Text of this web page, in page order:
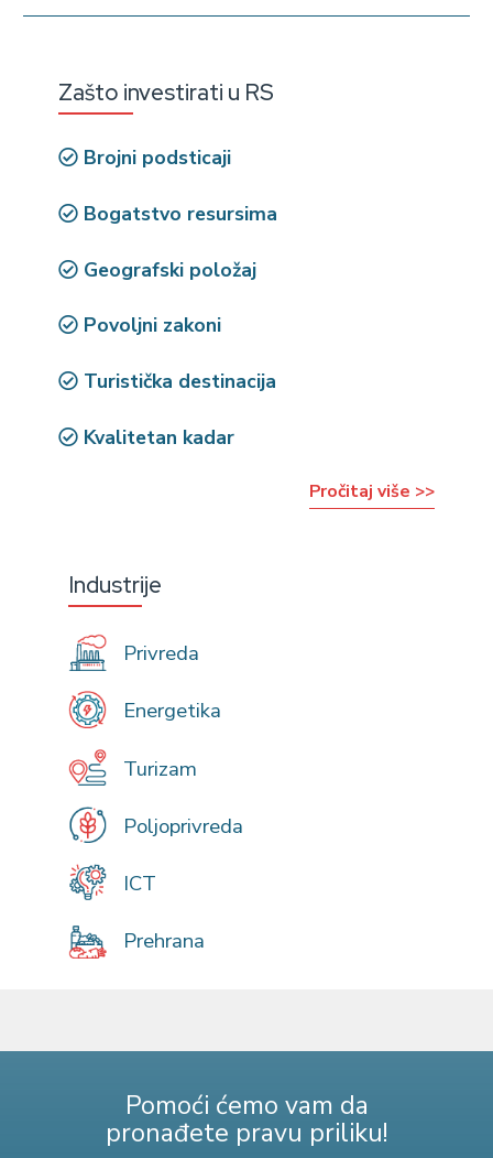
Zašto investirati u RS
Brojni podsticaji
Bogatstvo resursima
Geografski položaj
Povoljni zakoni
Turistička destinacija
Kvalitetan kadar
Pročitaj više >>
Industrije
Privreda
Energetika
Turizam
Poljoprivreda
ICT
Prehrana
Pomoći ćemo vam da
pronađete pravu priliku!